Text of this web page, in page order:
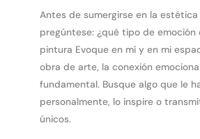
Antes de sumergirse en la
pregúntese: ¿qué tipo de emoción
pintura Evoque en mí y en mi
obra de arte, la conexión
fundamental. Busque algo que le
personalmente, lo inspire o
únicos.